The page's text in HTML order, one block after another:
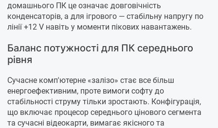
домашнього ПК це означає довговічність
конденсаторів, а для ігрового — стабільну напругу по
лінії +12 V навіть у моменти пікових навантажень.
Баланс потужності для ПК середнього
рівня
Сучасне комп'ютерне «залізо» стає все більш
енергоефективним, проте вимоги софту до
стабільності струму тільки зростають. Конфігурація,
що включає процесор середнього цінового сегмента
та сучасні відеокарти, вимагає якісного та